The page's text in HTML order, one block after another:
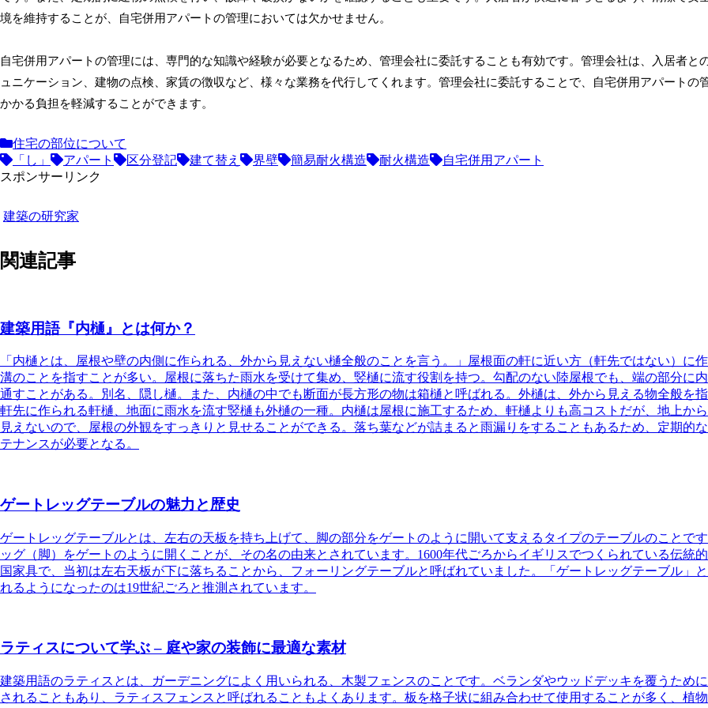
境を維持することが、自宅併用アパートの管理においては欠かせません。
自宅併用アパートの管理には、専門的な知識や経験が必要となるため、管理会社に委託することも有効です。管理会社は、入居者と
ュニケーション、建物の点検、家賃の徴収など、様々な業務を代行してくれます。管理会社に委託することで、自宅併用アパートの
かかる負担を軽減することができます。
住宅の部位について
「し」
アパート 区分登記 建て替え 界壁 簡易耐火構造 耐火構造
自宅併用アパート
スポンサーリンク
建築の研究家
関連記事
建築用語『内樋』とは何か？
「内樋とは、屋根や壁の内側に作られる、外から見えない樋全般のことを言う。」
屋根面の軒に近い方（軒先ではない）に
溝のことを指すことが多い。屋根に落ちた雨水を受けて集め、竪樋に流す役割を持つ。勾配のない陸屋根でも、端の部分に
通すことがある。別名、隠し樋。また、内樋の中でも断面が長方形の物は箱樋と呼ばれる。外樋は、外から見える物全般を指
軒先に作られる軒樋、地面に雨水を流す竪樋も外樋の一種。内樋は屋根に施工するため、軒樋よりも高コストだが、地上か
見えないので、屋根の外観をすっきりと見せることができる。落ち葉などが詰まると雨漏りをすることもあるため、定期的
テナンスが必要となる。
ゲートレッグテーブルの魅力と歴史
ゲートレッグテーブルとは 、左右の天板を持ち上げて、脚の部分をゲートのように開いて支えるタイプのテーブルのことで
ッグ（脚）をゲートのように開くことが、その名の由来とされています。1600年代ごろからイギリスでつくられている伝統
国家具で、当初は左右天板が下に落ちることから、フォーリングテーブルと呼ばれていました。「ゲートレッグテーブル」
れるようになったのは19世紀ごろと推測されています。
ラティスについて学ぶ – 庭や家の装飾に最適な素材
建築用語のラティスとは、ガーデニングによく用いられる、木製フェンスのことです。 ベランダやウッドデッキを覆うため
されることもあり、ラティスフェンスと呼ばれることもよくあります。板を格子状に組み合わせて使用することが多く、植